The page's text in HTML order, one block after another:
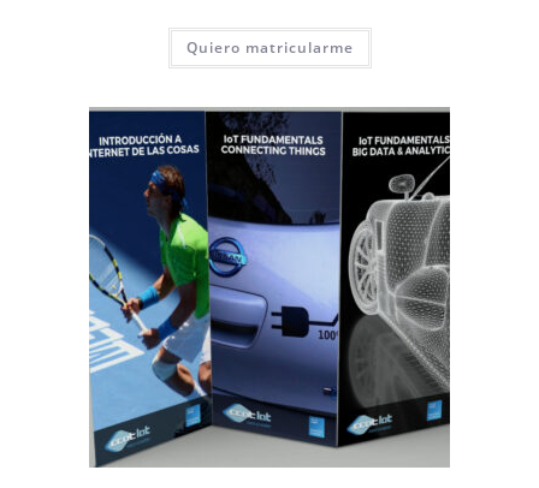
Quiero matricularme